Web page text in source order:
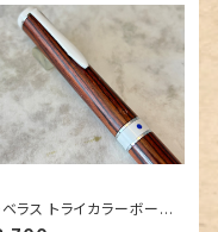
ラス トライカラーボール
キングウッド 】②